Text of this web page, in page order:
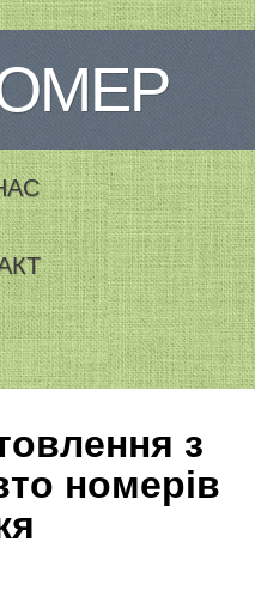
з
номерів